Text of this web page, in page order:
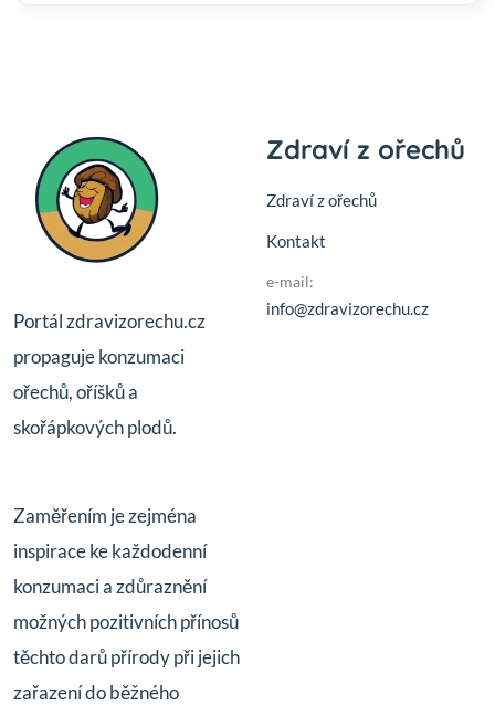
Portál zdravizorechu.cz
propaguje konzumaci
ořechů, oříšků a
skořápkových plodů.
Zaměřením je zejména
inspirace ke každodenní
konzumaci a zdůraznění
možných pozitivních přínosů
těchto darů přírody při jejich
zařazení do běžného
Zdraví z ořechů
Zdraví z ořechů
Kontakt
e-mail:
info@zdravizorechu.cz